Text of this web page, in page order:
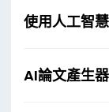
使用人工智
AI論文產生